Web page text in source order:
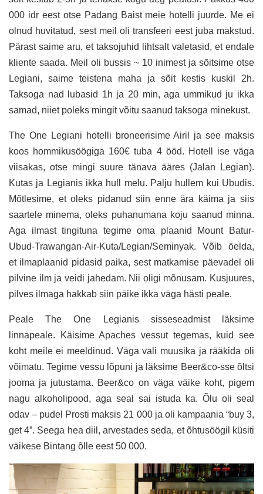
000 idr eest otse Padang Baist meie hotelli juurde. Me ei
olnud huvitatud, sest meil oli transfeeri eest juba makstud.
Pärast saime aru, et taksojuhid lihtsalt valetasid, et endale
kliente saada. Meil oli bussis ~ 10 inimest ja sõitsime otse
Legiani, saime teistena maha ja sõit kestis kuskil 2h.
Taksoga nad lubasid 1h ja 20 min, aga ummikud ju ikka
samad, niiet poleks mingit võitu saanud taksoga minekust.
The One Legiani hotelli broneerisime Airil ja see maksis
koos hommikusöögiga 160€ tuba 4 ööd. Hotell ise väga
viisakas, otse mingi suure tänava ääres (Jalan Legian).
Kutas ja Legianis ikka hull melu. Palju hullem kui Ubudis.
Mõtlesime, et oleks pidanud siin enne ära käima ja siis
saartele minema, oleks puhanumana koju saanud minna.
Aga ilmast tingituna tegime oma plaanid Mount Batur-
Ubud-Trawangan-Air-Kuta/Legian/Seminyak. Võib öelda,
et ilmaplaanid pidasid paika, sest matkamise päevadel oli
pilvine ilm ja veidi jahedam. Nii oligi mõnusam. Kusjuures,
pilves ilmaga hakkab siin päike ikka väga hästi peale.
Peale The One Legianis sisseseadmist läksime
linnapeale. Käisime Apaches vessut tegemas, kuid see
koht meile ei meeldinud. Väga vali muusika ja rääkida oli
võimatu. Tegime vessu lõpuni ja läksime Beer&co-sse õltsi
jooma ja jutustama. Beer&co on väga väike koht, pigem
nagu alkoholipood, aga seal sai istuda ka. Õlu oli seal
odav – pudel Prosti maksis 21 000 ja oli kampaania “buy 3,
get 4”. Seega hea diil, arvestades seda, et õhtusöögil küsiti
väikese Bintang õlle eest 50 000.